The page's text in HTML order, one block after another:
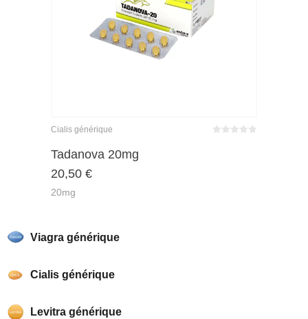
Viagra générique
Cialis générique
Levitra générique
Cialis générique
Tadanova 20mg
20,50 €
20mg